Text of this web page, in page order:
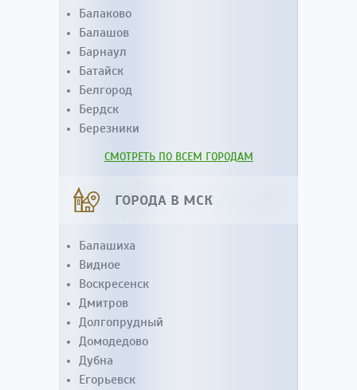
Балаково
Балашов
Барнаул
Батайск
Белгород
Бердск
Березники
СМОТРЕТЬ ПО ВСЕМ ГОРОДАМ
ГОРОДА В МСК
Балашиха
Видное
Воскресенск
Дмитров
Долгопрудный
Домодедово
Дубна
Егорьевск